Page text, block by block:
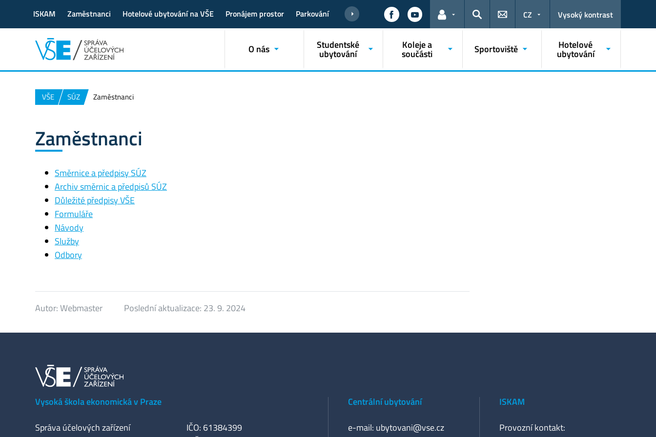
ISKAM Zaměstnanci Hotelové ubytování na VŠE Pronájem prostor Parkování
Odkazy pro uživatele
Hledat
CZ Vysoký kontrast
O nás Studentské
ubytování
Koleje a
součásti Sportoviště Hotelové
ubytování
VŠE SÚZ Zaměstnanci
Zaměstnanci
Směrnice a předpisy SÚZ
Archiv směrnic a předpisů SÚZ
Důležité předpisy VŠE
Formuláře
Návody
Služby
Odbory
Autor:Webmaster Poslední aktualizace: 23. 9. 2024
Vysoká škola ekonomická v Praze
Správa účelových zařízení
IČO: 61384399
Centrální ubytování
e-mail: ubytovani@vse.cz
ISKAM
Provozní kontakt: